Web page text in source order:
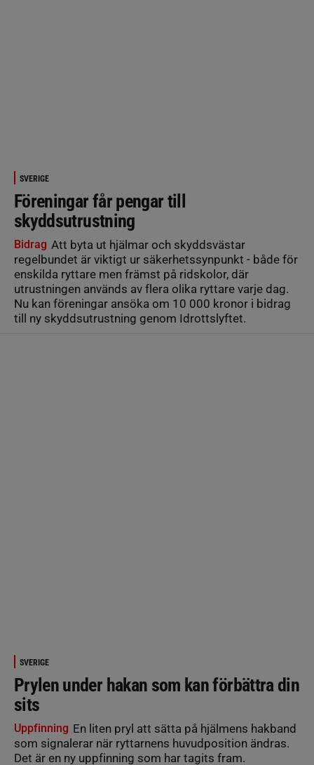
SVERIGE
Föreningar får pengar till
skyddsutrustning
Bidrag Att byta ut hjälmar och skyddsvästar
regelbundet är viktigt ur säkerhetssynpunkt - både för
enskilda ryttare men främst på ridskolor, där
utrustningen används av flera olika ryttare varje dag.
Nu kan föreningar ansöka om 10 000 kronor i bidrag
till ny skyddsutrustning genom Idrottslyftet.
SVERIGE
Prylen under hakan som kan förbättra din
sits
Uppfinning En liten pryl att sätta på hjälmens hakband
som signalerar när ryttarnens huvudposition ändras.
Det är en ny uppfinning som har tagits fram.